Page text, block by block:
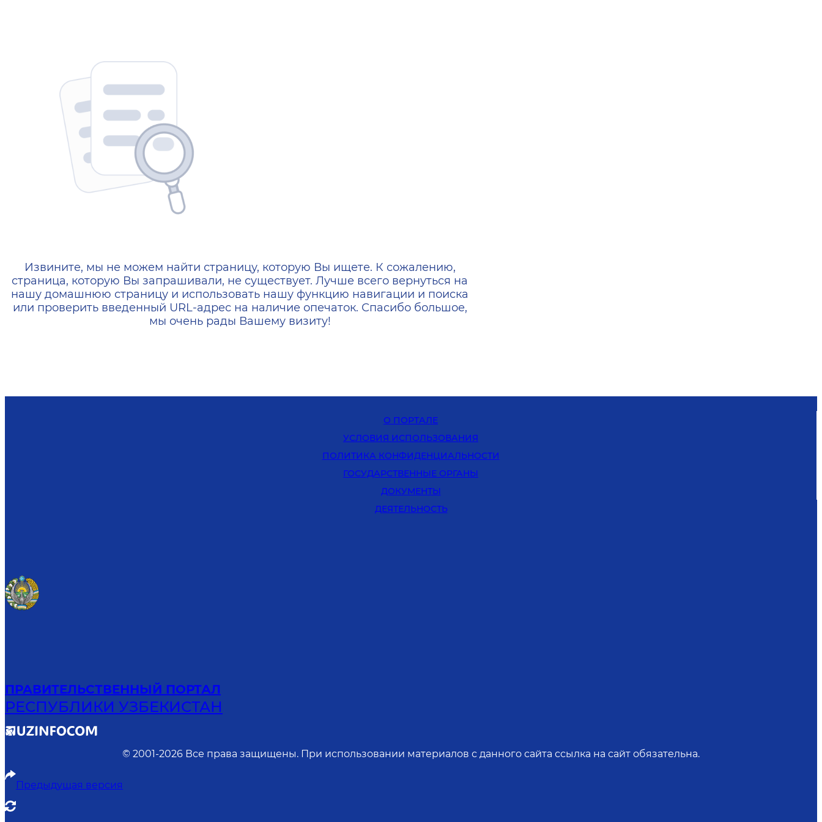
404 — Страница не найдена
Извините, мы не можем найти страницу, которую Вы ищете. К сожалению,
страница, которую Вы запрашивали, не существует. Лучше всего вернуться на
нашу домашнюю страницу и использовать нашу функцию навигации и поиска
или проверить введенный URL-адрес на наличие опечаток. Спасибо большое,
мы очень рады Вашему визиту!
О ПОРТАЛЕ
УСЛОВИЯ ИСПОЛЬЗОВАНИЯ
ПОЛИТИКА КОНФИДЕНЦИАЛЬНОСТИ
ГОСУДАРСТВЕННЫЕ ОРГАНЫ
ДОКУМЕНТЫ
ДЕЯТЕЛЬНОСТЬ
ПРАВИТЕЛЬСТВЕННЫЙ ПОРТАЛ
РЕСПУБЛИКИ УЗБЕКИСТАН
© 2001-2026 Все права защищены. При использовании материалов с данного сайта ссылка на сайт обязательна.
Предыдущая версия